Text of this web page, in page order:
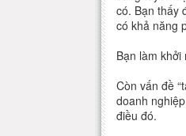
có. Bạn thấy
có khả năng
Bạn làm
Còn vấn đề
doanh
điều đó.